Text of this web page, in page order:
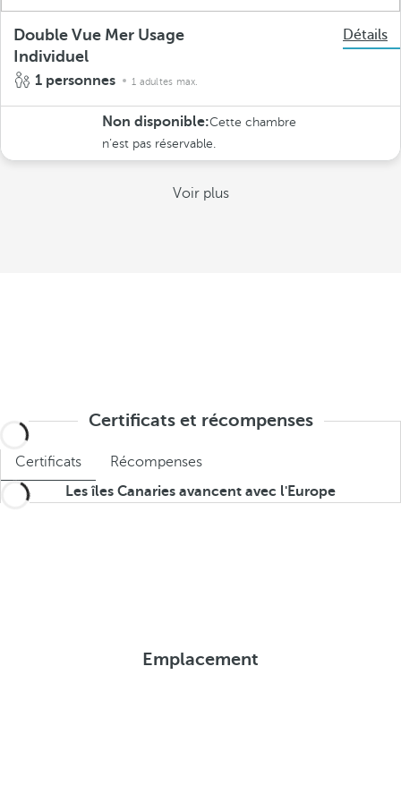
Double Vue Mer Usage
Individuel
Détails
1 personnes 1 adultes max.
Non disponible:Cette chambre
n’est pas réservable.
Voir plus
Certificats et récompenses
Certificats
Récompenses
Les îles Canaries avancent avec l'Europe
Emplacement